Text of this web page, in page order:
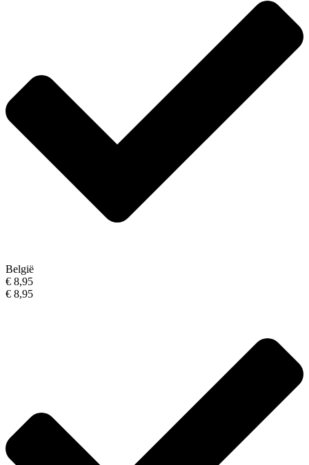
België
€ 8,95
€ 8,95